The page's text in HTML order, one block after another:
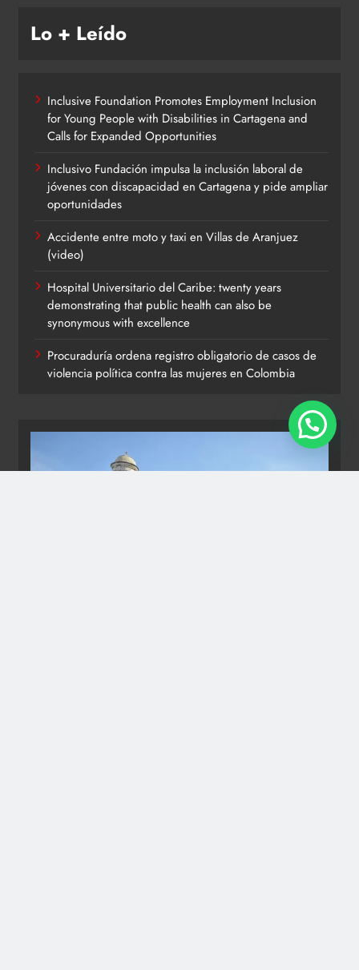
Lo + Leído
Inclusive Foundation Promotes Employment Inclusion
for Young People with Disabilities in Cartagena and
Calls for Expanded Opportunities
Inclusivo Fundación impulsa la inclusión laboral de
jóvenes con discapacidad en Cartagena y pide ampliar
oportunidades
Accidente entre moto y taxi en Villas de Aranjuez
(video)
Hospital Universitario del Caribe: twenty years
demonstrating that public health can also be
synonymous with excellence
Procuraduría ordena registro obligatorio de casos de
violencia política contra las mujeres en Colombia